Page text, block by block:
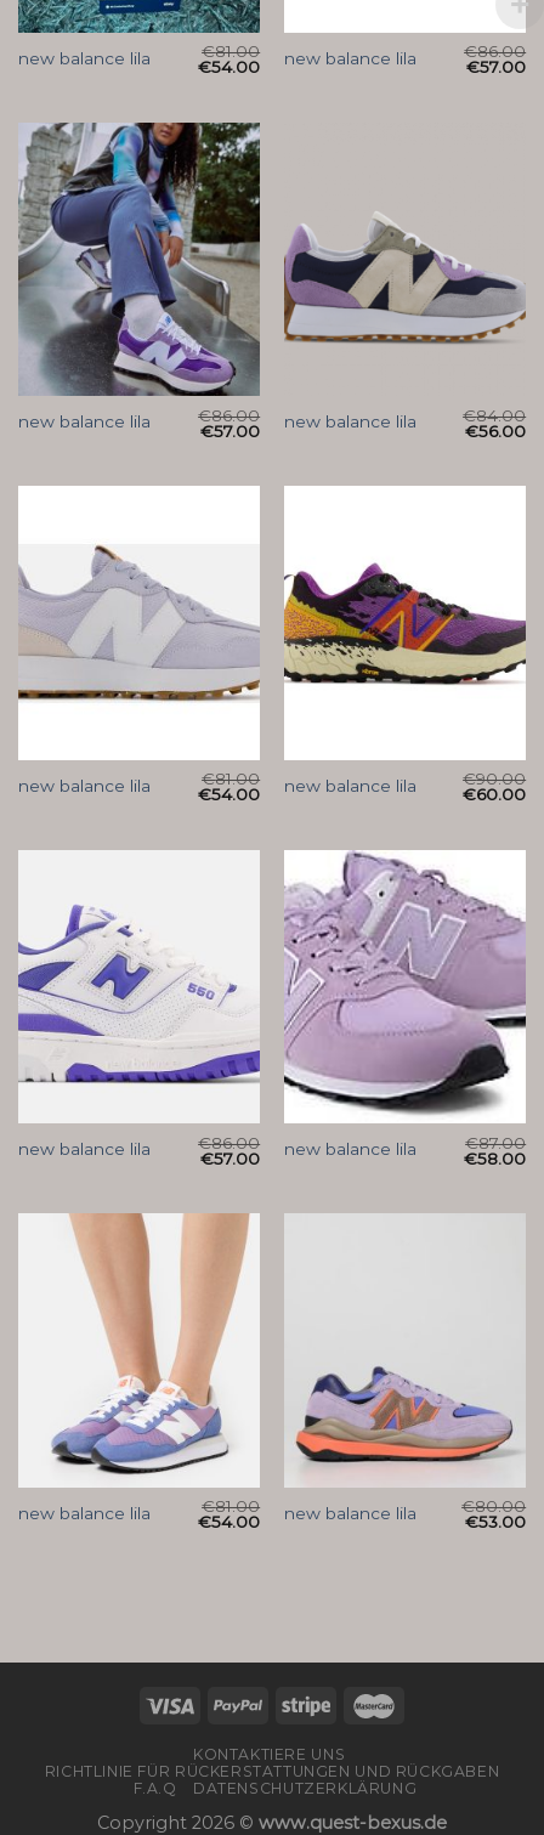
new balance lila €81.00
€54.00 new balance lila €86.00
€57.00
new balance lila €86.00
€57.00 new balance lila €84.00
€56.00
new balance lila €81.00
€54.00 new balance lila €90.00
€60.00
new balance lila €86.00
€57.00 new balance lila €87.00
€58.00
new balance lila €81.00
€54.00 new balance lila €80.00
€53.00
KONTAKTIERE UNS
RICHTLINIE FÜR RÜCKERSTATTUNGEN UND RÜCKGABEN
F.A.Q
DATENSCHUTZERKLÄRUNG
Copyright 2026 © www.quest-bexus.de